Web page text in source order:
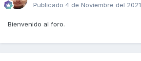
Publicado 4 de Noviembre del 2021
Bienvenido al foro.